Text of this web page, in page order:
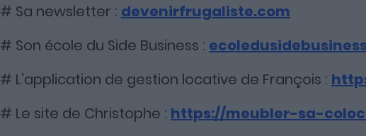
# Sa newsletter : devenirfrugaliste.com
# Son école du Side Business :
# L’application de gestion locative de François :
# Le site de Christophe : https://meubler-sa-